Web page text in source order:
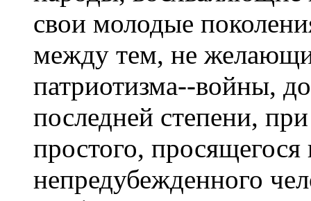
свои молодые
между тем, не
патриотизма--войны,
последней степени,
простого,
непредубежденного